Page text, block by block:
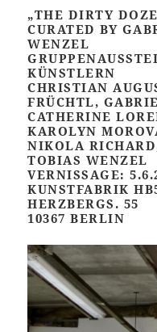
„THE DIRTY
CURATED BY
WENZEL
KÜNSTLERN
CHRISTIAN
FRÜCHTL,
CATHERINE
KAROLYN
NIKOLA
TOBIAS WENZEL
VERNISSAGE:
KUNSTFABRIK
HERZBERGS. 55
10367 BERLIN